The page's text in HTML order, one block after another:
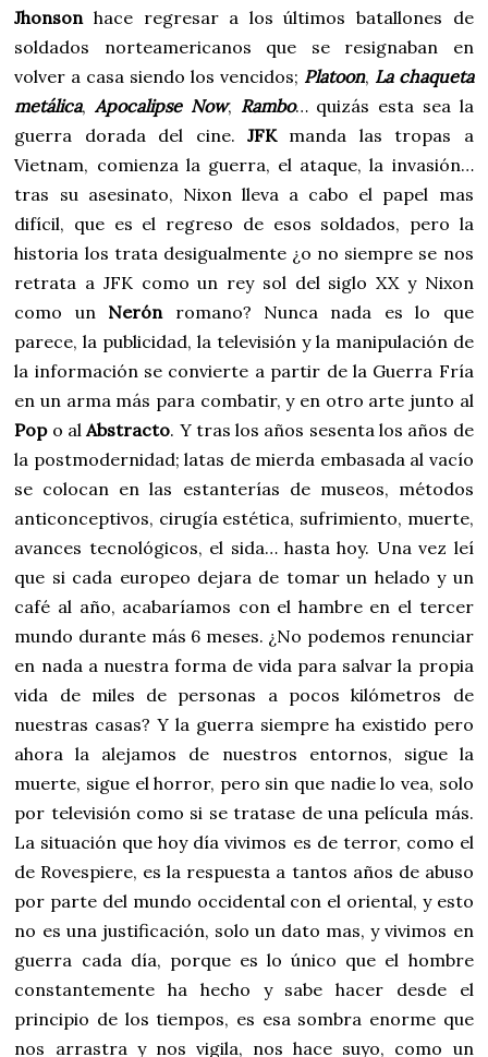
Jhonson hace regresar a los últimos batallones de
soldados norteamericanos que se resignaban en
volver a casa siendo los vencidos; Platoon, La chaqueta
metálica,Apocalipse Now, Rambo… quizás esta sea la
guerra dorada del cine. JFK manda las tropas a
Vietnam, comienza la guerra, el ataque, la invasión…
tras su asesinato, Nixon lleva a cabo el papel mas
difícil, que es el regreso de esos soldados, pero la
historia los trata desigualmente ¿o no siempre se nos
retrata a JFK como un rey sol del siglo XX y Nixon
como un Nerón romano? Nunca nada es lo que
parece, la publicidad, la televisión y la manipulación de
la información se convierte a partir de la Guerra Fría
en un arma más para combatir, y en otro arte junto al
Popo alAbstracto. Y tras los años sesenta los años de
la postmodernidad; latas de mierda embasada al vacío
se colocan en las estanterías de museos, métodos
anticonceptivos, cirugía estética, sufrimiento, muerte,
avances tecnológicos, el sida… hasta hoy. Una vez leí
que si cada europeo dejara de tomar un helado y un
café al año, acabaríamos con el hambre en el tercer
mundo durante más 6 meses. ¿No podemos renunciar
en nada a nuestra forma de vida para salvar la propia
vida de miles de personas a pocos kilómetros de
nuestras casas? Y la guerra siempre ha existido pero
ahora la alejamos de nuestros entornos, sigue la
muerte, sigue el horror, pero sin que nadie lo vea, solo
por televisión como si se tratase de una película más.
La situación que hoy día vivimos es de terror, como el
de Rovespiere, es la respuesta a tantos años de abuso
por parte del mundo occidental con el oriental, y esto
no es una justificación, solo un dato mas, y vivimos en
guerra cada día, porque es lo único que el hombre
constantemente ha hecho y sabe hacer desde el
principio de los tiempos, es esa sombra enorme que
nos arrastra y nos vigila, nos hace suyo, como un